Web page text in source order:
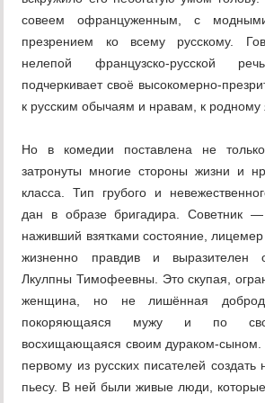
совеем офранцуженным, с
презрением ко всему русскому.
нелепой французско-русской
подчеркивает своё высокомерно-
к русским обычаям и нравам, к родному
Но в комедии поставлена не
затронуты многие стороны жизни и
класса. Тип грубого и
дан в образе бригадира. Советник —
наживший взятками состояние,
жизненно правдив и выразителен
Лкулпны Тимофеевны. Это скупая,
женщина, но не лишённая
покоряющаяся мужу и по
восхищающаяся своим дураком-сыном.
первому из русских писателей
пьесу. В ней были живые люди,